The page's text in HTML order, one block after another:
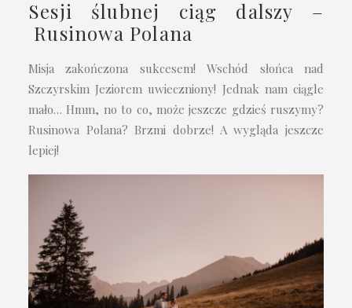
Sesji ślubnej ciąg dalszy –
Rusinowa Polana
Misja zakończona sukcesem! Wschód słońca nad
Szczyrskim Jeziorem uwieczniony! Jednak nam ciągle
mało… Hmm, no to co, może jeszcze gdzieś ruszymy?
Rusinowa Polana? Brzmi dobrze! A wygląda jeszcze
lepiej!